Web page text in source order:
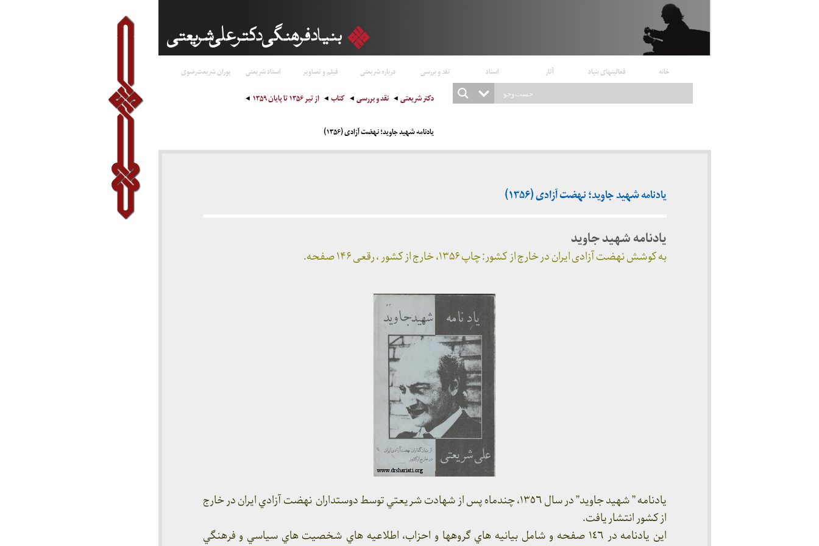
خانه فعالیتهای بنیاد آثار اسناد نقد و بررسی درباره شریعتی فیلم و تصاویر استاد شریعتی پوران شریعت‌رضوی
دکتر شریعتی نقد و بررسی کتاب از تیر ۱۳۵۶ تا پایان ۱۳۵۹
یادنامه شهید جاوید؛ نهضت آزادی (۱۳۵۶)
یادنامه شهید جاوید؛ نهضت آزادی (۱۳۵۶)
یادنامه شهید جاوید
به کوشش نهضت آزادی ایران در خارج از کشور: چاپ ۱۳۵۶، خارج از کشور ، رقعی ۱۴۶ صفحه.
يادنامه ” شهيد جاويد” در سال ١٣٥٦، چندماه پس از شهادت شريعتي توسط دوستداران نهضت آزادي ايران در خارج
از كشور انتشار يافت.
اين يادنامه در ١٤٦ صفحه و شامل بيانيه هاي گروهها و احزاب، اطلاعيه هاي شخصيت هاي سياسي و فرهنگي